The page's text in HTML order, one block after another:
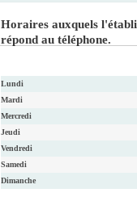
Horaires auxquels
répond au téléphone.
Lundi
Mardi
Mercredi
Jeudi
Vendredi
Samedi
Dimanche